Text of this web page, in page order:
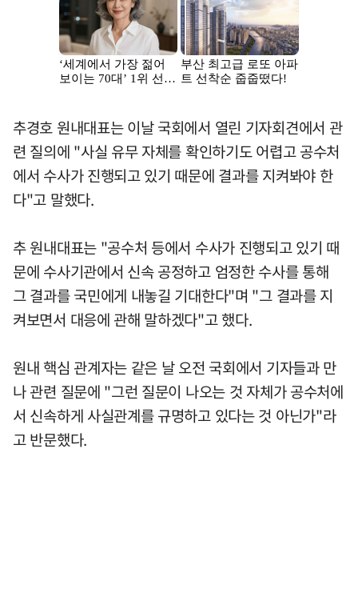
추경호 원내대표는 이날 국회에서 열린 기자회견에서 관
련 질의에 "사실 유무 자체를 확인하기도 어렵고 공수처
에서 수사가 진행되고 있기 때문에 결과를 지켜봐야 한
다"고 말했다.
추 원내대표는 "공수처 등에서 수사가 진행되고 있기 때
문에 수사기관에서 신속 공정하고 엄정한 수사를 통해
그 결과를 국민에게 내놓길 기대한다"며 "그 결과를 지
켜보면서 대응에 관해 말하겠다"고 했다.
원내 핵심 관계자는 같은 날 오전 국회에서 기자들과 만
나 관련 질문에 "그런 질문이 나오는 것 자체가 공수처에
서 신속하게 사실관계를 규명하고 있다는 것 아닌가"라
고 반문했다.